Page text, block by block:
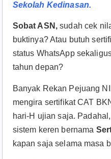
Sekolah Kedinasan.
Sobat ASN,sudah cek
buktinya? Atau butuh
status WhatsApp
tahun depan?
Banyak Rekan Pejuang
mengira sertifikat CAT
hari-H ujian saja.
sistem keren bernama
kapan saja selama masa